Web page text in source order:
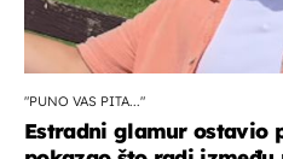
"PUNO VAS PITA..."
Estradni glamur ostavio